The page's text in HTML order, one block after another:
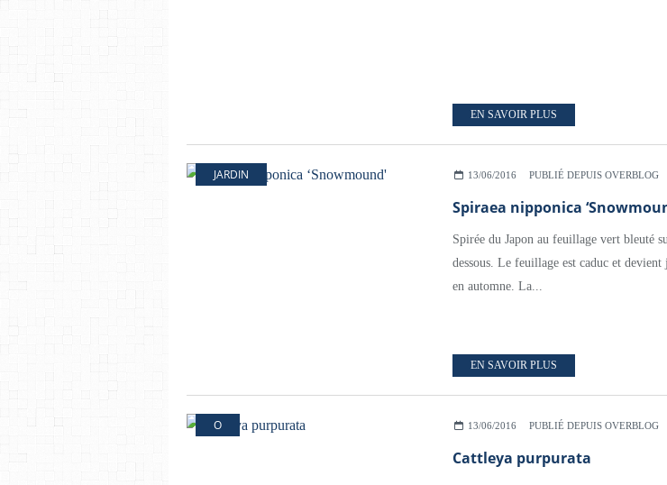
EN SAVOIR PLUS
JARDIN 13/06/2016 PUBLIÉ DEPUIS OVERBLOG
Spiraea nipponica
Spirée du Japon au feuillage vert bleuté
dessous. Le feuillage est caduc et devient
en automne. La...
EN SAVOIR PLUS
O 13/06/2016 PUBLIÉ DEPUIS OVERBLOG
Cattleya purpurata